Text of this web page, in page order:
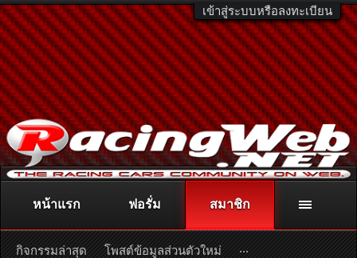
เข้าสู่ระบบหรือลงทะเบียน
ติดต่อลงโฆษณา racingweb@gmail.comหรือโทร. 081-811-1138
หรืออ่านรายละเอียดเพิ่มเติม คลิกที่นี่
หน้าแรก ฟอรั่ม สมาชิก
กิจกรรมล่าสุด โพสต์ข้อมูลส่วนตัวใหม่ ...